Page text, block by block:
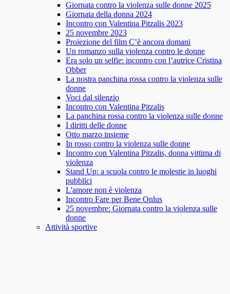
Giornata contro la violenza sulle donne 2025
Giornata della donna 2024
Incontro con Valentina Pitzalis 2023
25 novembre 2023
Proiezione del film C’è ancora domani
Un romanzo sulla violenza contro le donne
Era solo un selfie: incontro con l’autrice Cristina
Obber
La nostra panchina rossa contro la violenza sulle
donne
Voci dal silenzio
Incontro con Valentina Pitzalis
La panchina rossa contro la violenza sulle donne
I diritti delle donne
Otto marzo insieme
In rosso contro la violenza sulle donne
Incontro con Valentina Pitzalis, donna vittima di
violenza
Stand Up: a scuola contro le molestie in luoghi
pubblici
L'amore non è violenza
Incontro Fare per Bene Onlus
25 novembre: Giornata contro la violenza sulle
donne
Attività sportive